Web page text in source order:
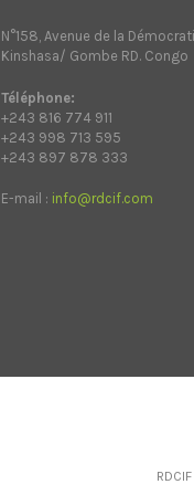
N°158, Avenue de la
Kinshasa/ Gombe RD. Congo
Téléphone:
+243 816 774 911
+243 998 713 595
+243 897 878 333
E-mail : info@rdcif.com